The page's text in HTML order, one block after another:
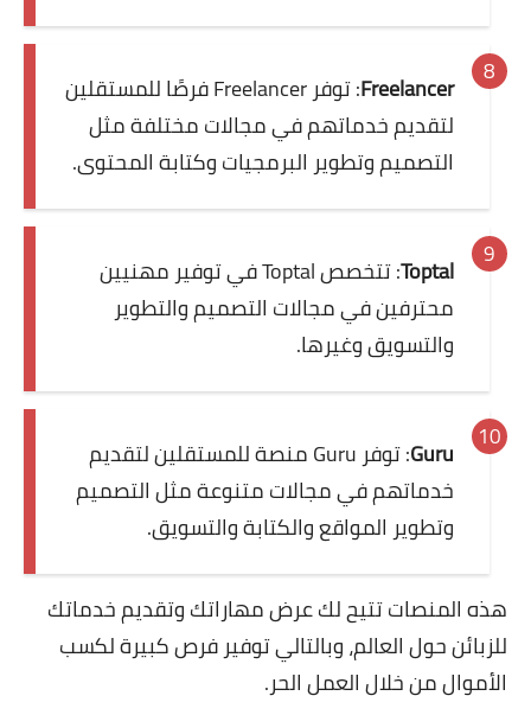
Freelancer
: توفر Freelancer فرصًا للمستقلين
لتقديم خدماتهم في مجالات مختلفة مثل
التصميم وتطوير البرمجيات وكتابة المحتوى.
Toptal
: تتخصص Toptal في توفير مهنيين
محترفين في مجالات التصميم والتطوير
والتسويق وغيرها.
Guru
: توفر Guru منصة للمستقلين لتقديم
خدماتهم في مجالات متنوعة مثل التصميم
وتطوير المواقع والكتابة والتسويق.
هذه المنصات تتيح لك عرض مهاراتك وتقديم خدماتك
للزبائن حول العالم، وبالتالي توفير فرص كبيرة لكسب
الأموال من خلال العمل الحر.